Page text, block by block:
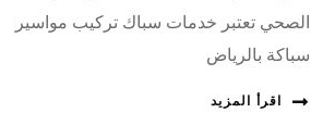
الصحي تعتبر خدمات سباك تركيب مواسير
سباكة بالرياض
اقرأ المزيد